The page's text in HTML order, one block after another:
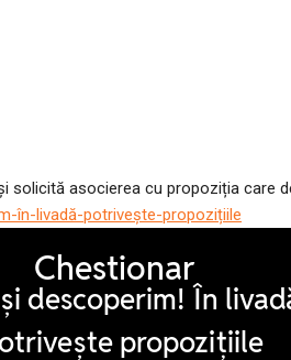
solicită asocierea cu propoziția care
în-livadă-potrivește-propozițiile